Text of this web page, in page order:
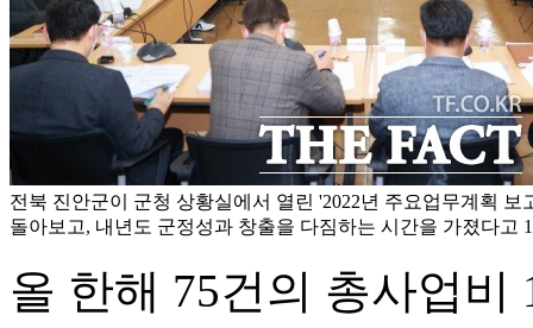
전북 진안군이 군청 상황실에서 열린 '2022년 주요업무계획 보
돌아보고, 내년도 군정성과 창출을 다짐하는 시간을 가졌다고
올 한해 75건의 총사업비